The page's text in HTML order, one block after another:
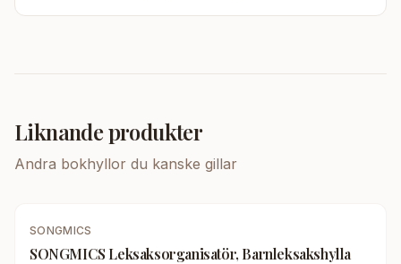
Liknande produkter
Andra bokhyllor du kanske gillar
SONGMICS
SONGMICS Leksaksorganisatör, Barnleksakshylla